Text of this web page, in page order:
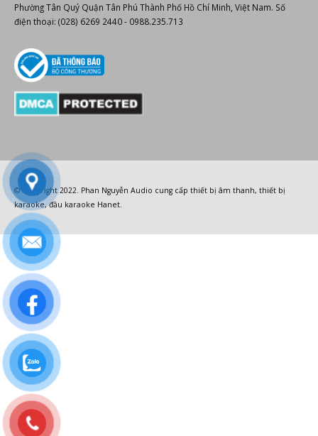
Phường Tân Quý Quận Tân Phú Thành Phố Hồ Chí Minh, Việt Nam. Số
điện thoại: (028) 6269 2440 - 0988.235.713
© Copyright 2022. Phan Nguyễn Audio cung cấp thiết bị âm thanh, thiết bị
karaoke,đầu karaoke Hanet